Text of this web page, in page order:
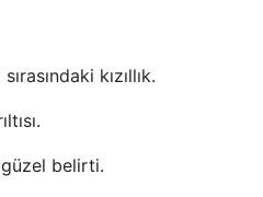
kızıllık.
belirti.